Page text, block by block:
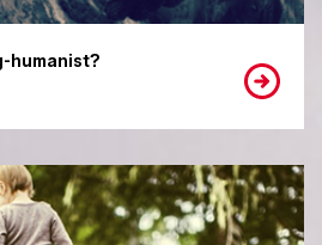
humanist?